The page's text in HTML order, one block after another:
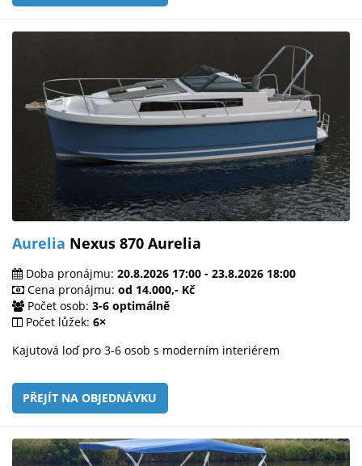
Aurelia Nexus 870 Aurelia
Doba pronájmu: 20.8.2026 17:00 - 23.8.2026 18:00
Cena pronájmu: od 14.000,- Kč
Počet osob: 3-6 optimálně
Počet lůžek: 6×
Kajutová loď pro 3-6 osob s moderním interiérem
PŘEJÍT NA OBJEDNÁVKU